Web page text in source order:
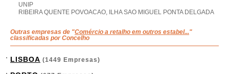
UNIP
RIBEIRA QUENTE POVOACAO, ILHA SAO MIGUEL PONTA DELGADA
Outras empresas de "Comércio a retalho em outros estabel..."
classificadas por Concelho
LISBOA (1449 Empresas)